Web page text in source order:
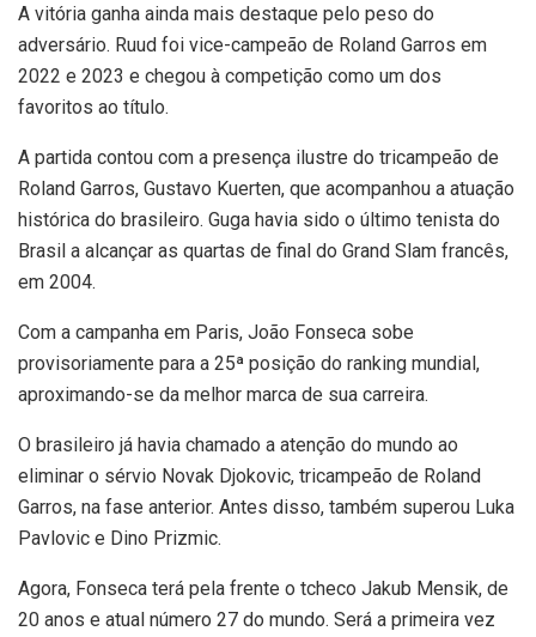
A vitória ganha ainda mais destaque pelo peso do
adversário. Ruud foi vice-campeão de Roland Garros em
2022 e 2023 e chegou à competição como um dos
favoritos ao título.
A partida contou com a presença ilustre do tricampeão de
Roland Garros, Gustavo Kuerten, que acompanhou a atuação
histórica do brasileiro. Guga havia sido o último tenista do
Brasil a alcançar as quartas de final do Grand Slam francês,
em 2004.
Com a campanha em Paris, João Fonseca sobe
provisoriamente para a 25ª posição do ranking mundial,
aproximando-se da melhor marca de sua carreira.
O brasileiro já havia chamado a atenção do mundo ao
eliminar o sérvio Novak Djokovic, tricampeão de Roland
Garros, na fase anterior. Antes disso, também superou Luka
Pavlovic e Dino Prizmic.
Agora, Fonseca terá pela frente o tcheco Jakub Mensik, de
20 anos e atual número 27 do mundo. Será a primeira vez